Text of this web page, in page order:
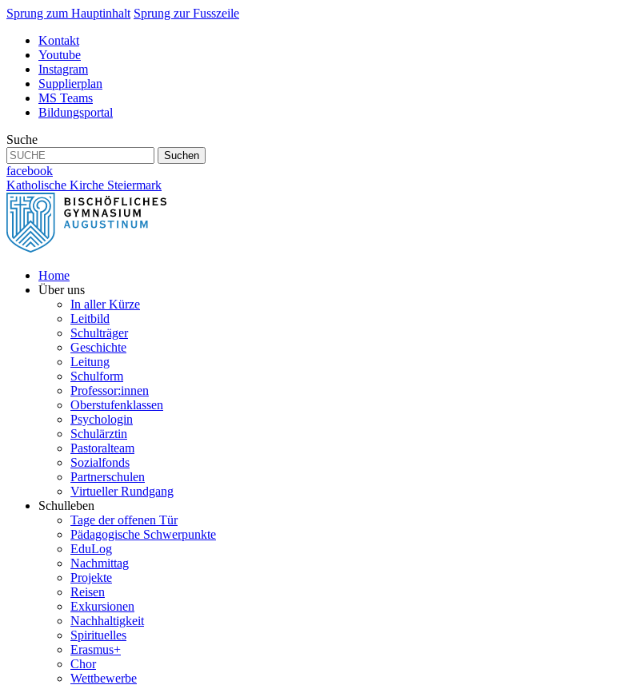
Sprung zum Hauptinhalt Sprung zur Fusszeile
Kontakt
Youtube
Instagram
Supplierplan
MS Teams
Bildungsportal
Suche
Suchen
facebook
Katholische Kirche Steiermark
Home
Über uns
In aller Kürze
Leitbild
Schulträger
Geschichte
Leitung
Schulform
Professor:innen
Oberstufenklassen
Psychologin
Schulärztin
Pastoralteam
Sozialfonds
Partnerschulen
Virtueller Rundgang
Schulleben
Tage der offenen Tür
Pädagogische Schwerpunkte
EduLog
Nachmittag
Projekte
Reisen
Exkursionen
Nachhaltigkeit
Spirituelles
Erasmus+
Chor
Wettbewerbe